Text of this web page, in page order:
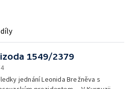
1549/2379
jednání Leonida Brežněva s